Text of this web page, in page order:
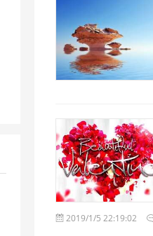
2019/1/5 22:19:02